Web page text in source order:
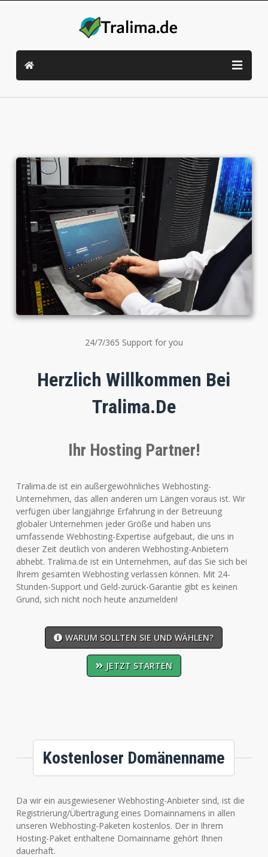
24/7/365 Support for you
Herzlich Willkommen Bei
Tralima.de
Ihr Hosting Partner!
Tralima.de ist ein außergewöhnliches Webhosting-
Unternehmen, das allen anderen um Längen voraus ist. Wir
verfügen über langjährige Erfahrung in der Betreuung
globaler Unternehmen jeder Größe und haben uns
umfassende Webhosting-Expertise aufgebaut, die uns in
dieser Zeit deutlich von anderen Webhosting-Anbietern
abhebt. Tralima.de ist ein Unternehmen, auf das Sie sich bei
Ihrem gesamten Webhosting verlassen können. Mit 24-
Stunden-Support und Geld-zurück-Garantie gibt es keinen
Grund, sich nicht noch heute anzumelden!
WARUM SOLLTEN SIE UND WÄHLEN?
JETZT STARTEN
Kostenloser Domänenname
Da wir ein ausgewiesener Webhosting-Anbieter sind, ist die
Registrierung/Übertragung eines Domainnamens in allen
unseren Webhosting-Paketen kostenlos. Der in Ihrem
Hosting-Paket enthaltene Domainname gehört Ihnen
dauerhaft.